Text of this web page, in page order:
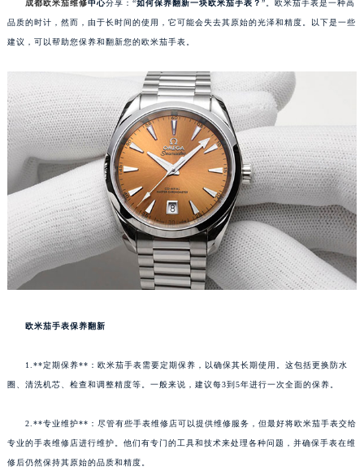
成都欧米茄维修中心分享：“如何保养翻新一块欧米茄手表？ ”。欧米茄手表是一种高
品质的时计，然而，由于长时间的使用，它可能会失去其原始的光泽和精度。以下是一些
建议，可以帮助您保养和翻新您的欧米茄手表。
欧米茄手表保养翻新
1.**定期保养**：欧米茄手表需要定期保养，以确保其长期使用。这包括更换防水
圈、清洗机芯、检查和调整精度等。一般来说，建议每3到5年进行一次全面的保养。
2.**专业维护**：尽管有些手表维修店可以提供维修服务，但最好将欧米茄手表交给
专业的手表维修店进行维护。他们有专门的工具和技术来处理各种问题，并确保手表在维
修后仍然保持其原始的品质和精度。